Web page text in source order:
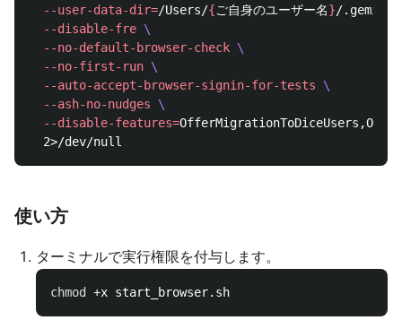
--user-data-dir=/Users/{ご自身のユーザー名}/
--disable-fre \
--no-default-browser-check \
--no-first-run \
--auto-accept-browser-signin-for-tests
\
--ash-no-nudges
\
--disable-features=
使い方
ターミナルで実行権限を付与します。
chmod